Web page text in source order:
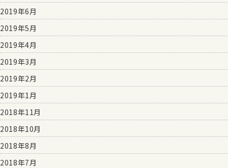
2019年6月
2019年5月
2019年4月
2019年3月
2019年2月
2019年1月
2018年11月
2018年10月
2018年8月
2018年7月